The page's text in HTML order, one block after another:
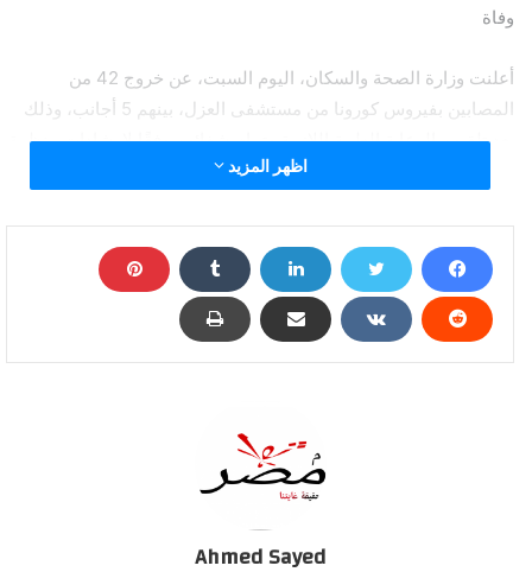
وفاة
أعلنت وزارة الصحة والسكان، اليوم السبت، عن خروج 42 من
المصابين بفيروس كورونا من مستشفى العزل، بينهم 5 أجانب، وذلك
بعد تلقيهم الرعاية الطبية اللازمة وتمام شفائهم وفقًا لإرشادات منظمة
وأوضح الدكتور خالد مجاهد، مستشار وزيرة الصحة والسكان لشئون
الإعلام والمتحدث الرسمي للوزارة، أن عدد الحالات التي تحولت نتائج
للفيروس، جميعهم مصريين، وذلك ضمن إجراءات الترصد والتقصي
التي تُجريها الوزارة وفقًا لإرشادات منظمة الصحة العالمية، لافتًا إلى
اظهر المزيد
Ahmed Sayed